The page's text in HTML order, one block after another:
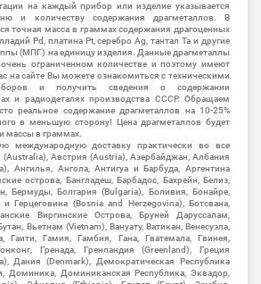
на каждый прибор или изделие указывается
и количеству содержания драгметаллов. В
точная масса в граммах содержания драгоценных
Pd, платина Pt, серебро Ag, тантал Ta и другие
(МПГ) на единицу изделия. Данные драгметаллы
ограниченном количестве и поэтому имеют
на сайте Вы можете ознакомиться с техническими
и получить сведения о содержании
и радиодеталях производства СССР. Обращаем
реальное содержание драгметаллов на 10-25%
в меньшую сторону! Цена драгметаллов будет
массы в граммах.
международную доставку практически во все
Австрия (Austria), Азербайджан, Албания
Ангилья, Ангола, Антигуа и Барбуда, Аргентина
острова, Бангладеш, Барбадос, Бахрейн, Белиз,
Бермуды, Болгария (Bulgaria), Боливия, Бонайре,
Герцеговина (Bosnia and Herzegovina), Ботсвана,
Виргинские Острова, Бруней Даруссалам,
Вьетнам (Vietnam), Вануату, Ватикан, Венесуэла,
Гаити, Гамия, Гамбия, Гана, Гватемала, Гвинея,
Гренада, Гренландия (Greenland), Греция
Дания (Denmark), Демократическая Республика
Доминика, Доминиканская Республика, Эквадор,